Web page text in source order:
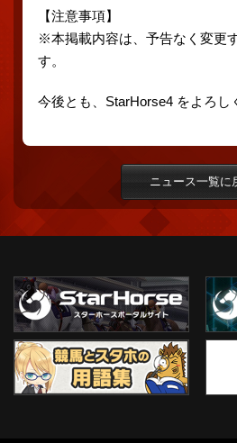
【注意事項】
※本掲載内容は、予告なく変更
す。
今後とも、StarHorse4 をよろし
ニュース一覧に